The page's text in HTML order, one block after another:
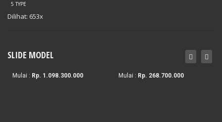
5 TYPE
Dilihat: 653x
SLIDE MODEL
Staria
Mulai : Rp. 1.098.300.000 Mulai : Rp. 268.700.000